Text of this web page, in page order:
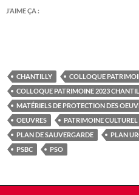
J’AIME ÇA :
CHANTILLY
COLLOQUE
COLLOQUE PATRIMOINE 2023
MATÉRIELS DE PROTECTION DES
OEUVRES
PATRIMOINE
PLAN DE SAUVERGARDE
PLAN
PSBC
PSO